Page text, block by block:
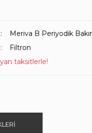
Meriva B Periyodik
Filtron
taksitlerle!